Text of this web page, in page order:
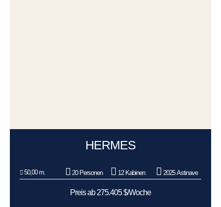
HERMES
50,00 m. 20 Personen 12 Kabinen 2025 Astinave
Preis ab 275.405 $/Woche